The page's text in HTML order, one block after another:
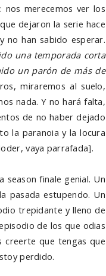
merecemos ver los
dejaron la serie hace
no han sabido esperar.
una temporada corta
un parón de más de
miraremos al suelo,
nada. Y no hará falta,
de no haber dejado
la paranoia y la locura
vaya parrafada].
season finale genial. Un
pasada estupendo. Un
trepidante y lleno de
de los que odias
creerte que tengas que
perdido.